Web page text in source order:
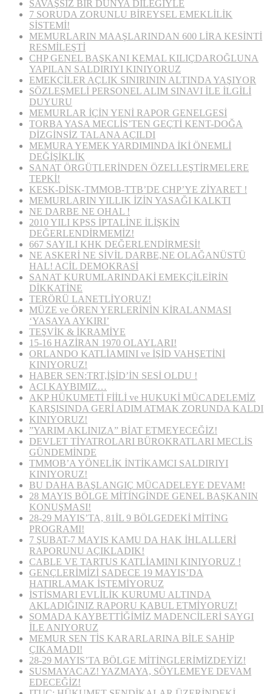
SAVAŞSIZ BİR DÜNYA DİLEĞİYLE
7 SORUDA ZORUNLU BİREYSEL EMEKLİLİK
SİSTEMİ!
MEMURLARIN MAAŞLARINDAN 600 LİRA KESİNTİ
RESMİLEŞTİ
CHP GENEL BAŞKANI KEMAL KILIÇDAROĞLUNA
YAPILAN SALDIRIYI KINIYORUZ
EMEKÇİLER AÇLIK SINIRININ ALTINDA YAŞIYOR
SÖZLEŞMELİ PERSONEL ALIM SINAVI İLE İLGİLİ
DUYURU
MEMURLAR İÇİN YENİ RAPOR GENELGESİ
TORBA YASA MECLİS’TEN GEÇTİ KENT-DOĞA
DİZGİNSİZ TALANA AÇILDI
MEMURA YEMEK YARDIMINDA İKİ ÖNEMLİ
DEĞİŞİKLİK
SANAT ÖRGÜTLERİNDEN ÖZELLEŞTİRMELERE
TEPKİ!
KESK-DİSK-TMMOB-TTB’DE CHP’YE ZİYARET !
MEMURLARIN YILLIK İZİN YASAĞI KALKTI
NE DARBE NE OHAL !
2010 YILI KPSS İPTALİNE İLİŞKİN
DEĞERLENDİRMEMİZ!
667 SAYILI KHK DEĞERLENDİRMESİ!
NE ASKERİ NE SİVİL DARBE,NE OLAĞANÜSTÜ
HAL! ACİL DEMOKRASİ
SANAT KURUMLARINDAKİ EMEKÇİLEİRİN
DİKKATİNE
TERÖRÜ LANETLİYORUZ!
MÜZE ve ÖREN YERLERİNİN KİRALANMASI
‘YASAYA AYKIRI’
TEŞVİK & İKRAMİYE
15-16 HAZİRAN 1970 OLAYLARI!
ORLANDO KATLİAMINI ve İŞİD VAHŞETİNİ
KINIYORUZ!
HABER SEN:TRT,İŞİD’İN SESİ OLDU !
ACI KAYBIMIZ…
AKP HÜKUMETİ FİİLİ ve HUKUKİ MÜCADELEMİZ
KARŞISINDA GERİ ADIM ATMAK ZORUNDA KALDI
KINIYORUZ!
”YARIM AKLINIZA” BİAT ETMEYECEĞİZ!
DEVLET TİYATROLARI BÜROKRATLARI MECLİS
GÜNDEMİNDE
TMMOB’A YÖNELİK İNTİKAMCI SALDIRIYI
KINIYORUZ!
BU DAHA BAŞLANGIÇ MÜCADELEYE DEVAM!
28 MAYIS BÖLGE MİTİNGİNDE GENEL BAŞKANIN
KONUŞMASI!
28-29 MAYIS’TA, 81İL 9 BÖLGEDEKİ MİTİNG
PROGRAMI!
7 ŞUBAT-7 MAYIS KAMU DA HAK İHLALLERİ
RAPORUNU AÇIKLADIK!
CABLE VE TARTUS KATLİAMINI KINIYORUZ !
GENÇLERİMİZİ SADECE 19 MAYIS’DA
HATIRLAMAK İSTEMİYORUZ
İSTİSMARI EVLİLİK KURUMU ALTINDA
AKLADIĞINIZ RAPORU KABUL ETMİYORUZ!
SOMADA KAYBETTİĞİMİZ MADENCİLERİ SAYGI
İLE ANIYORUZ
MEMUR SEN TİS KARARLARINA BİLE SAHİP
ÇIKAMADI!
28-29 MAYIS’TA BÖLGE MİTİNGLERİMİZDEYİZ!
SUSMAYACAZ! YAZMAYA, SÖYLEMEYE DEVAM
EDECEĞİZ!